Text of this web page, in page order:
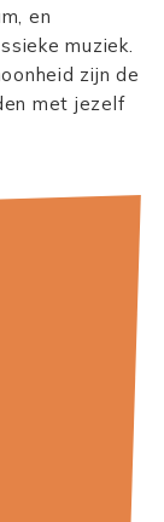
en
muziek.
zijn de
met jezelf